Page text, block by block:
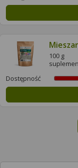
100 g
Dostępność